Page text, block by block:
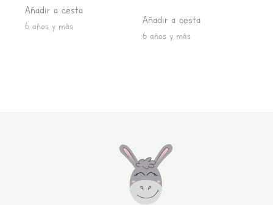
Añadir a cesta
6 años y más Añadir a cesta
6 años y más